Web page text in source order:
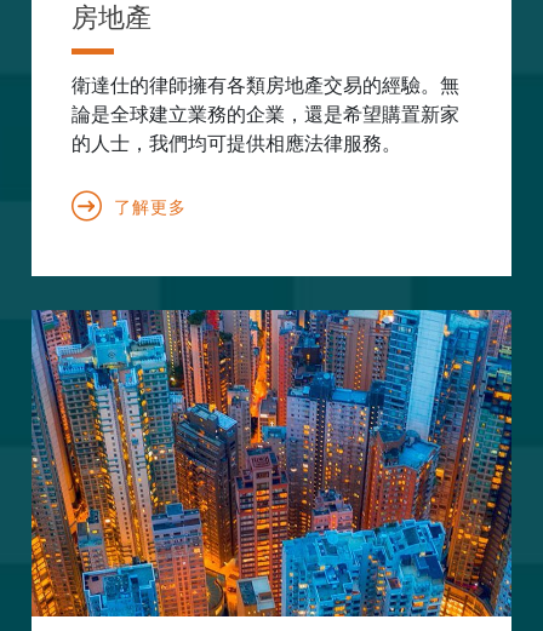
房地產
衛達仕的律師擁有各類房地產交易的經驗。無
論是全球建立業務的企業，還是希望購置新家
的人士，我們均可提供相應法律服務。
了解更多